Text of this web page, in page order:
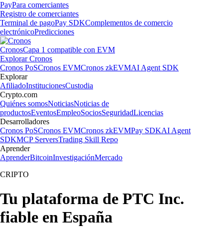
PayPara comerciantes
Registro de comerciantes
Terminal de pagoPay SDKComplementos de comercio
electrónicoPredicciones
CronosCapa 1 compatible con EVM
Explorar Cronos
Cronos PoSCronos EVMCronos zkEVMAI Agent SDK
Explorar
AfiliadoInstitucionesCustodia
Crypto.com
Quiénes somosNoticiasNoticias de
productosEventosEmpleoSociosSeguridadLicencias
Desarrolladores
Cronos PoSCronos EVMCronos zkEVMPay SDKAI Agent
SDKMCP ServersTrading Skill Repo
Aprender
AprenderBitcoinInvestigaciónMercado
CRIPTO
Tu plataforma de PTC Inc.
fiable en España